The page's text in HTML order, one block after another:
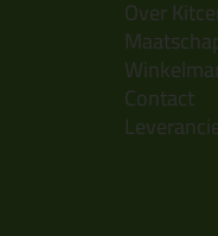
Over
Contact